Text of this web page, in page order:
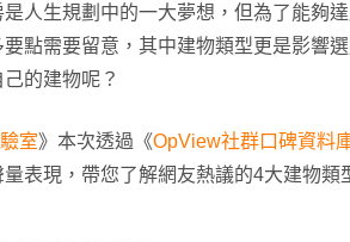
人生規劃中的一大夢想，但為了能夠
點需要留意，其中建物類型更是影響
的建物呢？
室》本次透過《OpView社群口碑資料
表現，帶您了解網友熱議的4大建物類